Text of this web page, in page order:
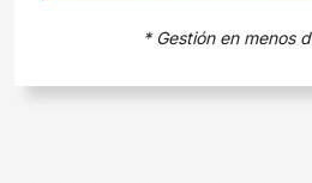
* Gestión en menos